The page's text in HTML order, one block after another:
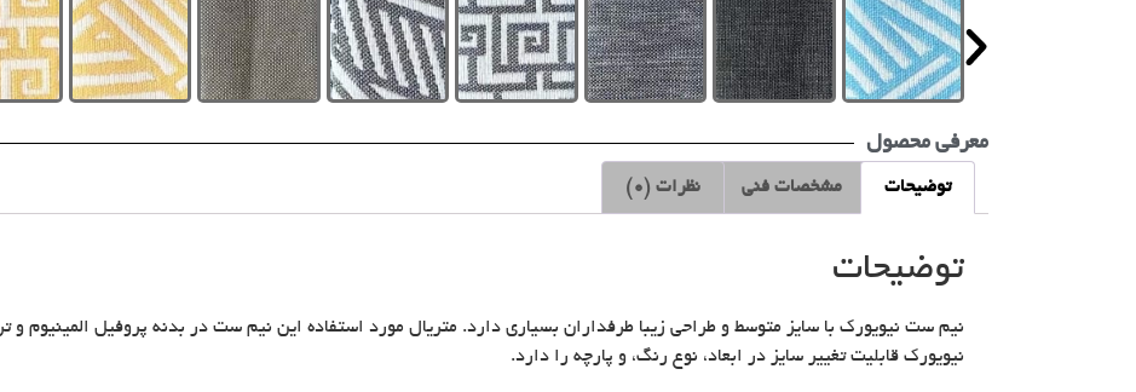
معرفی محصول
توضیحات مشخصات فنی نظرات (0)
توضیحات
نیم ست نیویورک با سایز متوسط و طراحی زیبا طرفداران بسیاری دارد. متریال مورد استفاده این نیم ست در بدنه پروفیل المینیوم
نیویورک قابلیت تغییر سایز در ابعاد، نوع رنگ، و پارچه را دارد.